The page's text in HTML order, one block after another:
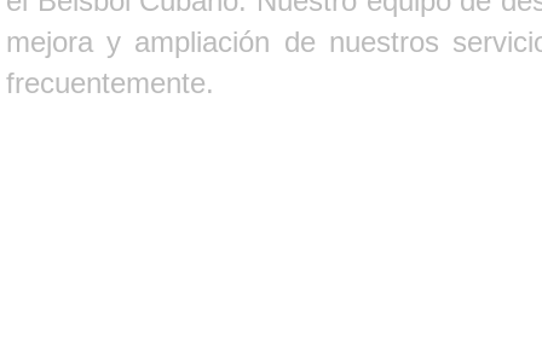
mejora y ampliación de nuestros
frecuentemente.